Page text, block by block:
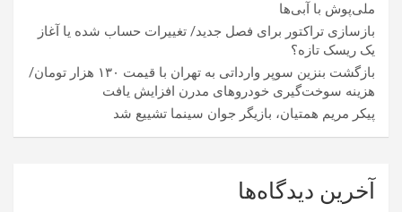
ملی‌پوش با آبی‌ها
بازسازی تراکتور برای فصل جدید/ تغییرات حساب شده یا آغاز
یک ریسک تازه؟
بازگشت بنزین سوپر وارداتی به تهران با قیمت ۱۳۰ هزار تومان/
هزینه سوخت‌گیری خودرو‌های مدرن افزایش یافت
پیکر مریم همتیان، بازیگر جوان سینما تشییع شد
آخرین دیدگاه‌ها